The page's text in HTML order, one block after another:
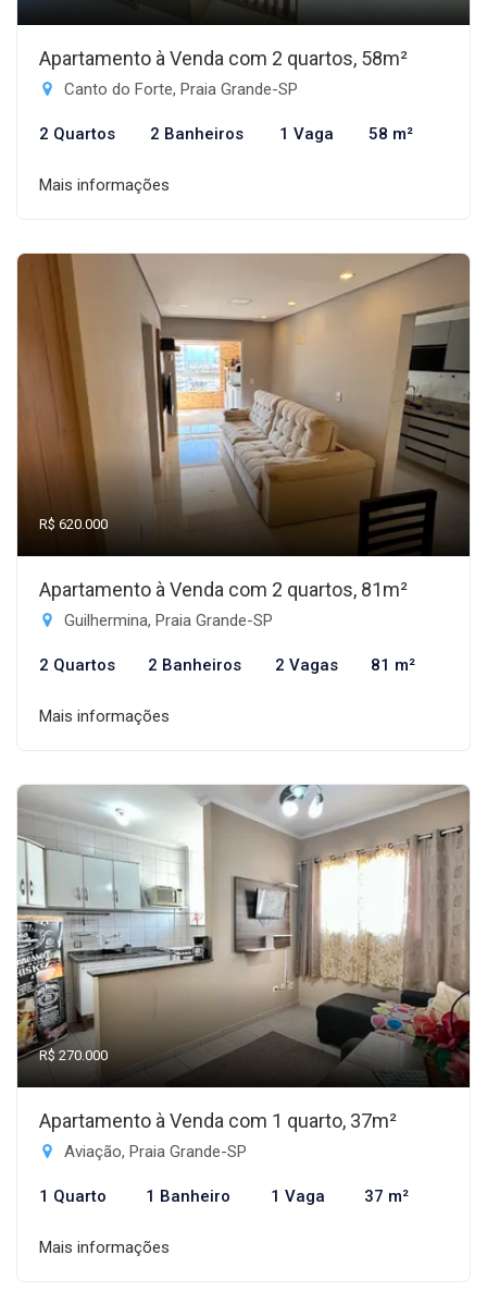
Apartamento à Venda com 2 quartos, 58m²
Canto do Forte, Praia Grande-SP
2 Quartos 2 Banheiros 1 Vaga 58 m²
Mais informações
R$ 620.000
Apartamento à Venda com 2 quartos, 81m²
Guilhermina, Praia Grande-SP
2 Quartos 2 Banheiros 2 Vagas 81 m²
Mais informações
R$ 270.000
Apartamento à Venda com 1 quarto, 37m²
Aviação, Praia Grande-SP
1 Quarto 1 Banheiro 1 Vaga 37 m²
Mais informações